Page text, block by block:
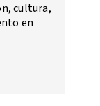
cultura,
en